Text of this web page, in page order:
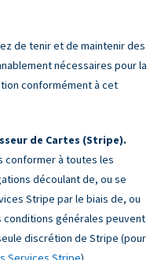
de tenir et de maintenir des
nécessaires pour la
conformément à cet
de Cartes (Stripe).
conformer à toutes les
découlant de, ou se
Stripe par le biais de, ou
conditions générales peuvent
discrétion de Stripe (pour